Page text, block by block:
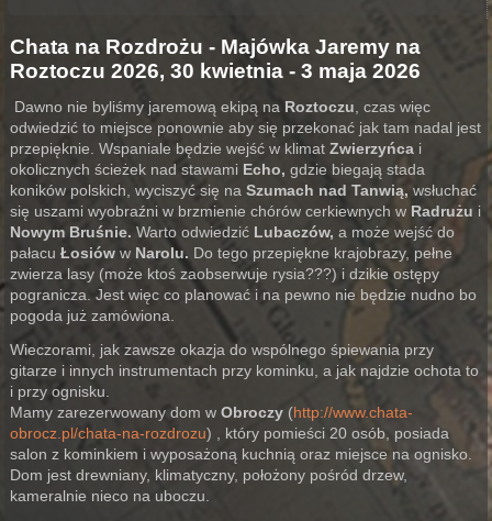
Chata na Rozdrożu - Majówka Jaremy na
Roztoczu 2026, 30 kwietnia - 3 maja 2026
Dawno nie byliśmy jaremową ekipą na Roztoczu, czas więc
odwiedzić to miejsce ponownie aby się przekonać jak tam nadal jest
przepięknie. Wspaniale będzie wejść w klimatZwierzyńca i
okolicznych ścieżek nad stawami Echo, gdzie biegają stada
koników polskich, wyciszyć się naSzumach nad Tanwią, wsłuchać
się uszami wyobraźni w brzmienie chórów cerkiewnych w Radrużu i
Nowym Bruśnie. Warto odwiedzić Lubaczów, a może wejść do
pałacuŁosiów w Narolu. Do tego przepiękne krajobrazy, pełne
zwierza lasy (może ktoś zaobserwuje rysia???) i dzikie ostępy
pogranicza. Jest więc co planować i na pewno nie będzie nudno bo
pogoda już zamówiona.
Wieczorami, jak zawsze okazja do wspólnego śpiewania przy
gitarze i innych instrumentach przy kominku, a jak najdzie ochota to
i przy ognisku.
Mamy zarezerwowany dom wObroczy (http://www.chata-
obrocz.pl/chata-na-rozdrozu) , który pomieści 20 osób, posiada
salon z kominkiem i wyposażoną kuchnią oraz miejsce na ognisko.
Dom jest drewniany, klimatyczny, położony pośród drzew,
kameralnie nieco na uboczu.